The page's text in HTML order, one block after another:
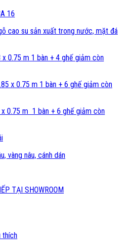
16
cao su sản xuất trong nước, mặt đá
x 0.75 m 1 bàn + 4 ghế giảm còn
m 1 bàn + 6 ghế giảm còn
1 bàn + 6 ghế giảm còn
nâu, cánh dán
TẠI SHOWROOM
thích